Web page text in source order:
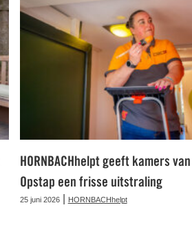
HORNBACHhelpt geeft kamers
Opstap een frisse uitstraling
25 juni 2026| HORNBACHhelpt